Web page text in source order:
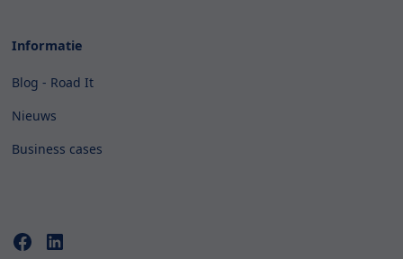
Informatie
Blog - Road It
Nieuws
Business cases